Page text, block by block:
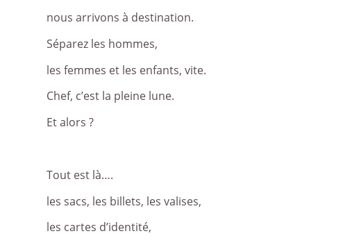
nous arrivons à destination.
Séparez les hommes,
les femmes et les enfants, vite.
Chef, c’est la pleine lune.
Et alors ?
Tout est là….
les sacs, les billets, les valises,
les cartes d’identité,